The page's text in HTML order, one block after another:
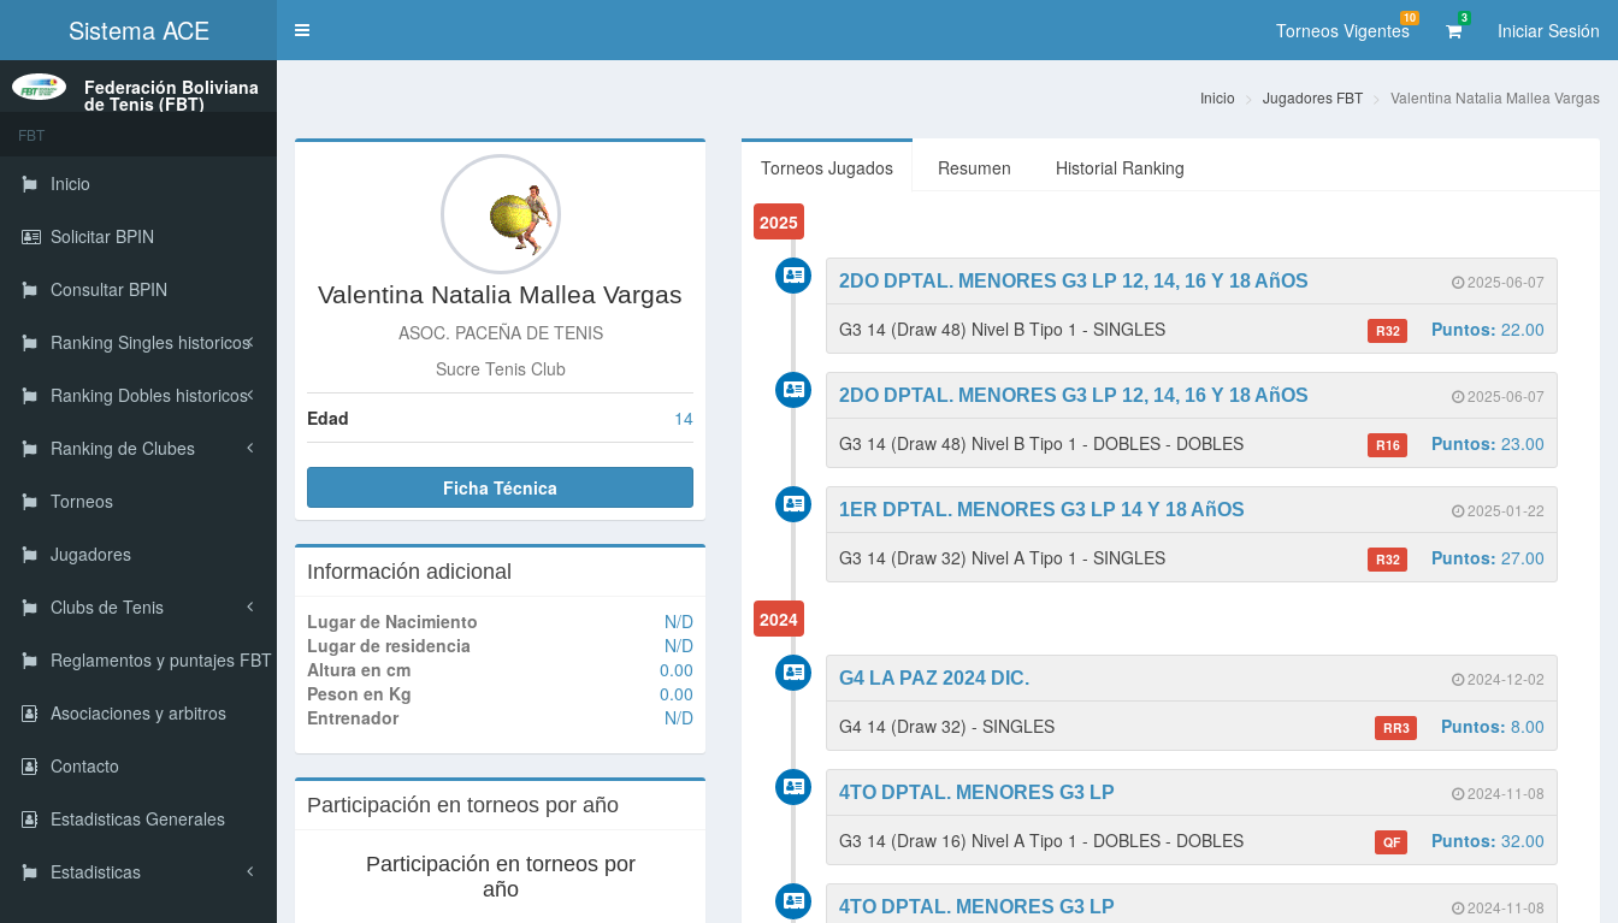
Sistema ACE
Toggle
Torneos Vigentes
10 3
Iniciar Sesión
Federación Boliviana
de Tenis (FBT)
FBT
Inicio
Solicitar BPIN
Consultar BPIN
Ranking Singles historicos
Ranking Dobles historicos
Ranking de Clubes
Torneos
Jugadores
Clubs de Tenis
Reglamentos y puntajes FBT
Asociaciones y arbitros
Contacto
Estadisticas Generales
Estadisticas
Inicio Jugadores FBT Valentina Natalia Mallea Vargas
Valentina Natalia Mallea Vargas
ASOC. PACEÑA DE TENIS
Sucre Tenis Club
Edad 14
Ficha Técnica
Información adicional
Lugar de Nacimiento
N/D
Lugar de residencia
N/D
Altura en cm
0.00
Peson en Kg
0.00
Entrenador
N/D
Participación en torneos por año
Participación en torneos por
año
Torneos Jugados Resumen Historial Ranking
2025
2025-06-07
2DO DPTAL. MENORES G3 LP 12, 14, 16 Y 18 AñOS
G3 14 (Draw 48) Nivel B Tipo 1 - SINGLES R32 Puntos: 22.00
2025-06-07
2DO DPTAL. MENORES G3 LP 12, 14, 16 Y 18 AñOS
G3 14 (Draw 48) Nivel B Tipo 1 - DOBLES - DOBLES R16 Puntos: 23.00
2025-01-22
1ER DPTAL. MENORES G3 LP 14 Y 18 AñOS
G3 14 (Draw 32) Nivel A Tipo 1 - SINGLES R32 Puntos: 27.00
2024
2024-12-02
G4 LA PAZ 2024 DIC.
G4 14 (Draw 32) - SINGLES RR3 Puntos: 8.00
2024-11-08
4TO DPTAL. MENORES G3 LP
G3 14 (Draw 16) Nivel A Tipo 1 - DOBLES - DOBLES QF Puntos: 32.00
2024-11-08
4TO DPTAL. MENORES G3 LP